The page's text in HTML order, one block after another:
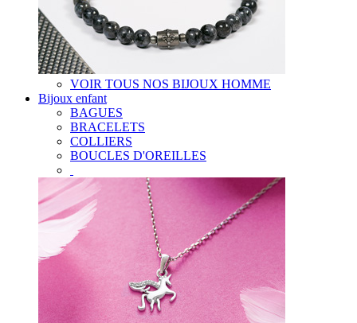
VOIR TOUS NOS BIJOUX HOMME
Bijoux enfant
BAGUES
BRACELETS
COLLIERS
BOUCLES D'OREILLES